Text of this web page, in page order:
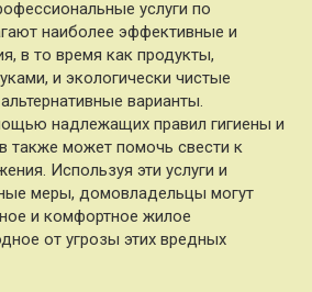
услуги по
наиболее эффективные и
в то время как продукты,
и экологически чистые
варианты.
надлежащих правил гигиены и
также может помочь свести к
Используя эти услуги и
меры, домовладельцы могут
и комфортное жилое
от угрозы этих вредных